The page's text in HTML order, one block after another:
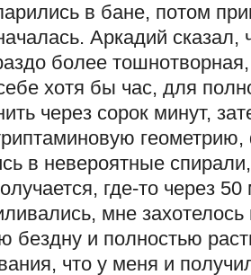
в бане, потом
Аркадий сказал,
более
хотя бы час, для
через сорок минут,
в невероятные
где-то через
мне захотелось
бездну и полностью
что у меня и